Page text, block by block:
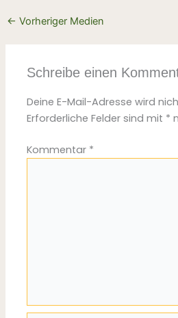
← Vorheriger Medien
Schreibe einen
Deine E-Mail-Adresse wird
Erforderliche Felder sind mit *
Kommentar *